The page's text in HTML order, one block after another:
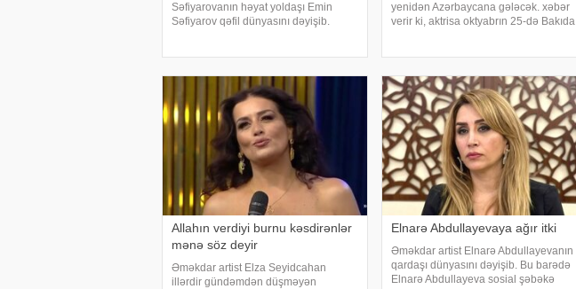
Səfiyarovanın həyat yoldaşı Emin
Səfiyarov qəfil dünyasını dəyişib.
yenidən Azərbaycana gələcək. xəbər
verir ki, aktrisa oktyabrın 25-də Bakıda
Allahın verdiyi burnu kəsdirənlər
mənə söz deyir
Əməkdar artist Elza Seyidcahan
illərdir gündəmdən düşməyən
Elnarə Abdullayevaya ağır itki
Əməkdar artist Elnarə Abdullayevanın
qardaşı dünyasını dəyişib. Bu barədə
Elnarə Abdullayeva sosial şəbəkə